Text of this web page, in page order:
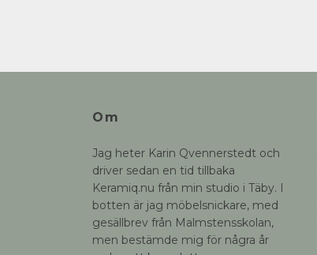
Om
Jag heter Karin Qvennerstedt och
driver sedan en tid tillbaka
Keramiq.nu från min studio i Täby. I
botten är jag möbelsnickare, med
gesällbrev från Malmstensskolan,
men bestämde mig för några år